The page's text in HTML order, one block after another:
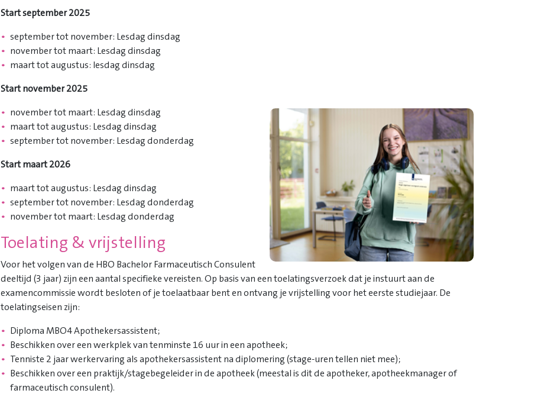
Start september 2025
september tot november: Lesdag dinsdag
november tot maart: Lesdag dinsdag
maart tot augustus: lesdag dinsdag
Start november 2025
november tot maart: Lesdag dinsdag
maart tot augustus: Lesdag dinsdag
september tot november: Lesdag donderdag
Start maart 2026
maart tot augustus: Lesdag dinsdag
september tot november: Lesdag donderdag
november tot maart: Lesdag donderdag
Toelating & vrijstelling
Voor het volgen van de HBO Bachelor Farmaceutisch Consulent
deeltijd (3 jaar) zijn een aantal specifieke vereisten. Op basis van een toelatingsverzoek dat je instuurt aan de
examencommissie wordt besloten of je toelaatbaar bent en ontvang je vrijstelling voor het eerste studiejaar. De
toelatingseisen zijn:
Diploma MBO4 Apothekersassistent;
Beschikken over een werkplek van tenminste 16 uur in een apotheek;
Tenniste 2 jaar werkervaring als apothekersassistent na diplomering (stage-uren tellen niet mee);
Beschikken over een praktijk/stagebegeleider in de apotheek (meestal is dit de apotheker, apotheekmanager of
farmaceutisch consulent).